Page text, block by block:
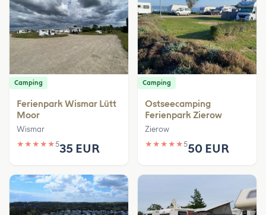
Camping
Ferienpark Wismar Lütt
Moor
Wismar
★ ★ ★ ★ ★535 EUR
Camping
Ostseecamping
Ferienpark Zierow
Zierow
★ ★ ★ ★ ★550 EUR